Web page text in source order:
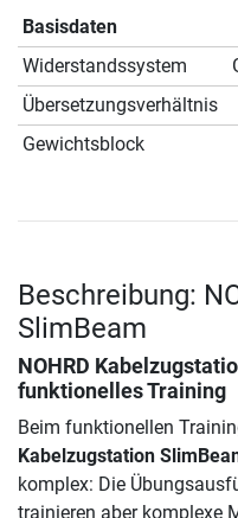
Basisdaten
Widerstandssystem
Übersetzungsverhältnis
Gewichtsblock
Beschreibung:
SlimBeam
NOHRD
funktionelles Training
Beim funktionellen
Kabelzugstation
komplex: Die
trainieren aber komplexe